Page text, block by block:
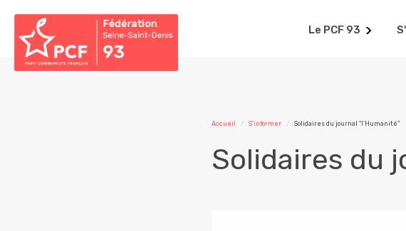
Le PCF 93
Accueil S'informer Solidaires du journal "l'Humanité"
Solidaires du